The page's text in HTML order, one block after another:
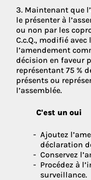
3. Maintenant que
le présenter à
ou non par les
C.c.Q., modifié
l’amendement
décision en faveur
représentant 75 %
présents ou
l’assemblée.
C'est un oui
Ajoutez
déclaration
Conservez
Procédez à
surveillance.